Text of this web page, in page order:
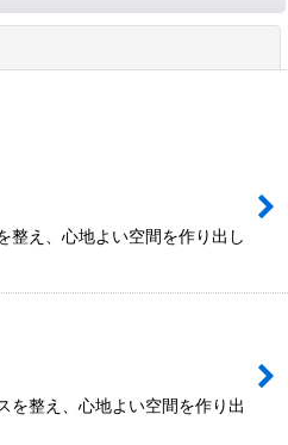
整え、心地よい空間を作り出し
を整え、心地よい空間を作り出